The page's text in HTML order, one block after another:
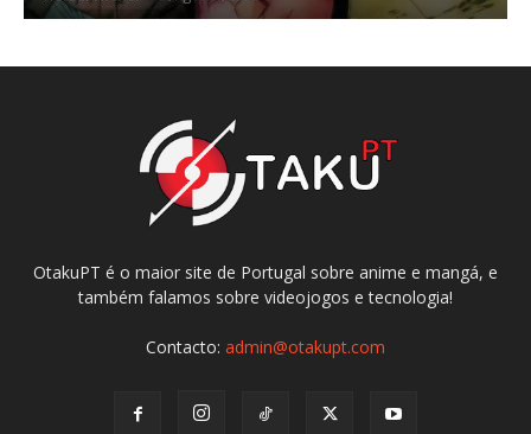
OtakuPT é o maior site de Portugal sobre anime e mangá, e
também falamos sobre videojogos e tecnologia!
Contacto: admin@otakupt.com